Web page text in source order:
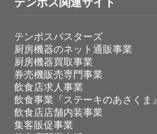
テンポスバスターズ
厨房機器のネット通販事業
厨房機器買取事業
券売機販売専門事業
飲食店求人事業
飲食事業『ステーキのあさくま』
飲食店店舗内装事業
集客販促事業